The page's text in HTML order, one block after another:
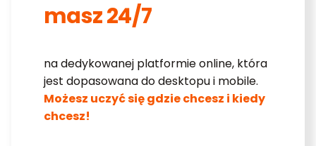
masz 24/7
na dedykowanej platformie online, która
jest dopasowana do desktopu i mobile.
Możesz uczyć się gdzie chcesz i kiedy
chcesz!